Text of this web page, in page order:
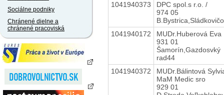
Sociálne podniky
Chránené dielne a
chránené pracoviská
1041940373
DPC spol.s r.o. /
974 05
1041940172
MUDr.Huberová Eva
931 01
Šamorín,Gazdosvký
rad44
1041940372
MUDr.Bálintová
MaM Medic sro
929 01